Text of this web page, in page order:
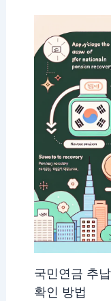
국민연금 추
확인 방법